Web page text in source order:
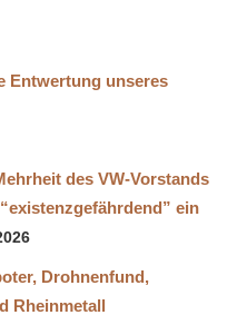
Entwertung unseres
des VW-Vorstands
ein
Drohnenfund,
Rheinmetall